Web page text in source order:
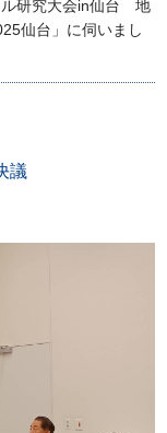
ル研究大会in仙台 地
仙台」に伺いまし
議